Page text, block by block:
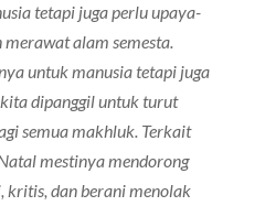
tetapi juga perlu upaya-
alam semesta.
untuk manusia tetapi juga
dipanggil untuk turut
semua makhluk. Terkait
mestinya mendorong
kritis, dan berani menolak